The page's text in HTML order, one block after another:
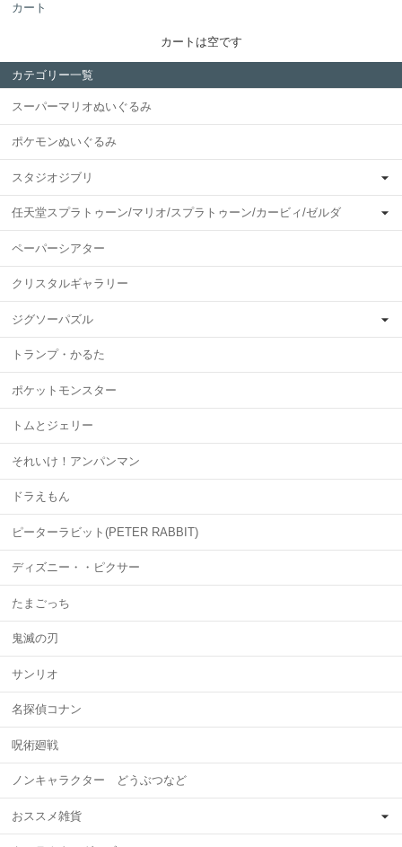
カート
カートは空です
カテゴリー一覧
スーパーマリオぬいぐるみ
ポケモンぬいぐるみ
スタジオジブリ
任天堂スプラトゥーン/マリオ/スプラトゥーン/カービィ/ゼルダ
ペーパーシアター
クリスタルギャラリー
ジグソーパズル
トランプ・かるた
ポケットモンスター
トムとジェリー
それいけ！アンパンマン
ドラえもん
ピーターラビット(PETER RABBIT)
ディズニー・・ピクサー
たまごっち
鬼滅の刃
サンリオ
名探偵コナン
呪術廻戦
ノンキャラクター どうぶつなど
おススメ雑貨